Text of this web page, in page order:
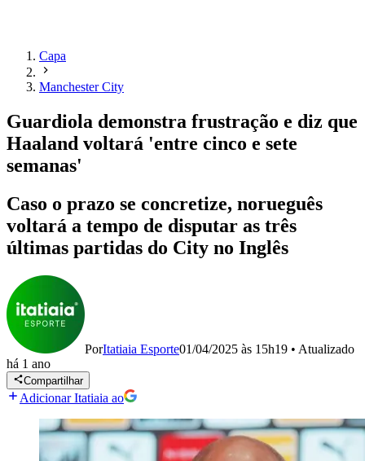
Capa
Manchester City
Guardiola demonstra frustração e diz que
Haaland voltará 'entre cinco e sete
semanas'
Caso o prazo se concretize, norueguês
voltará a tempo de disputar as três
últimas partidas do City no Inglês
PorItatiaia Esporte01/04/2025 às 15h19 • Atualizado
há 1 ano
Compartilhar
Adicionar Itatiaia ao